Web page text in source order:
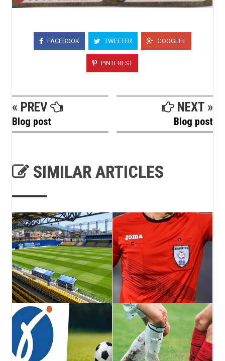
FACEBOOK TWEETER GOOGLE+
PINTEREST
« PREV
Blog post
NEXT »
Blog post
SIMILAR ARTICLES